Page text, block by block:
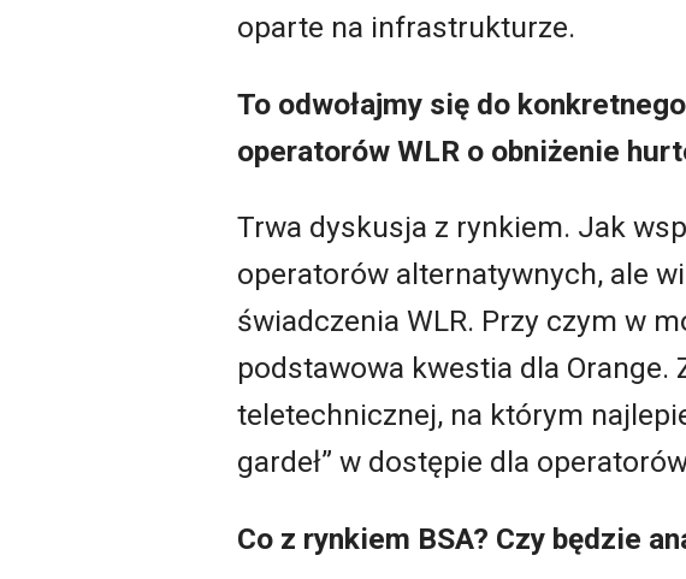
oparte na infrastrukturze.
To odwołajmy się do
operatorów WLR o obniżenie
Trwa dyskusja z rynkiem. Jak
operatorów alternatywnych, ale
świadczenia WLR. Przy czym w
podstawowa kwestia dla
teletechnicznej, na którym
gardeł” w dostępie dla
Co z rynkiem BSA? Czy będzie